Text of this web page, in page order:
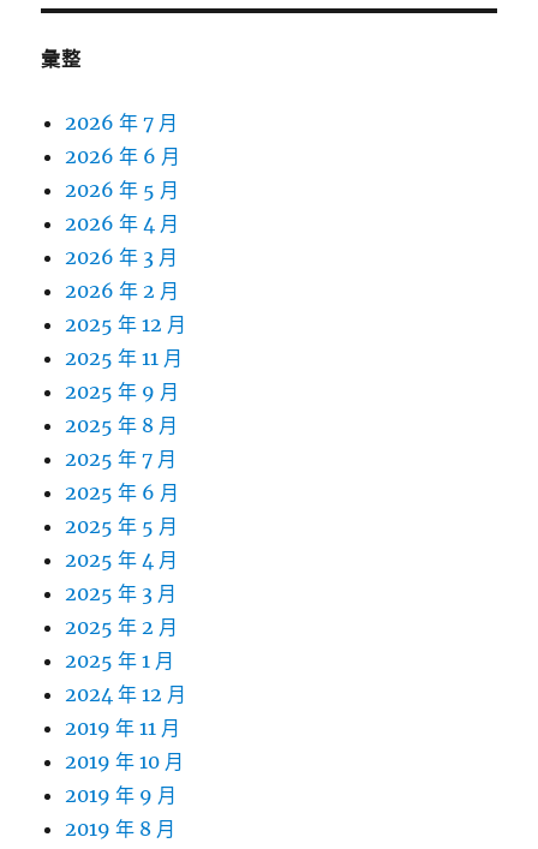
彙整
2026 年 7 月
2026 年 6 月
2026 年 5 月
2026 年 4 月
2026 年 3 月
2026 年 2 月
2025 年 12 月
2025 年 11 月
2025 年 9 月
2025 年 8 月
2025 年 7 月
2025 年 6 月
2025 年 5 月
2025 年 4 月
2025 年 3 月
2025 年 2 月
2025 年 1 月
2024 年 12 月
2019 年 11 月
2019 年 10 月
2019 年 9 月
2019 年 8 月